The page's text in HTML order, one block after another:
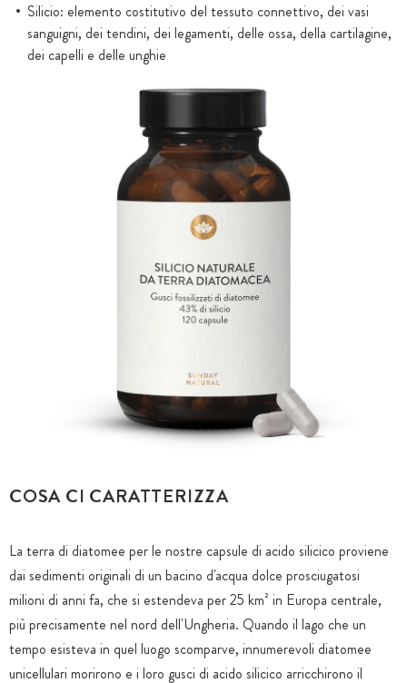
Silicio: elemento costitutivo del tessuto connettivo, dei vasi
sanguigni, dei tendini, dei legamenti, delle ossa, della cartilagine,
dei capelli e delle unghie
COSA CI CARATTERIZZA
La terra di diatomee per le nostre capsule di acido silicico proviene
dai sedimenti originali di un bacino d'acqua dolce prosciugatosi
milioni di anni fa, che si estendeva per 25 km² in Europa centrale,
più precisamente nel nord dell'Ungheria. Quando il lago che un
tempo esisteva in quel luogo scomparve, innumerevoli diatomee
unicellulari morirono e i loro gusci di acido silicico arricchirono il